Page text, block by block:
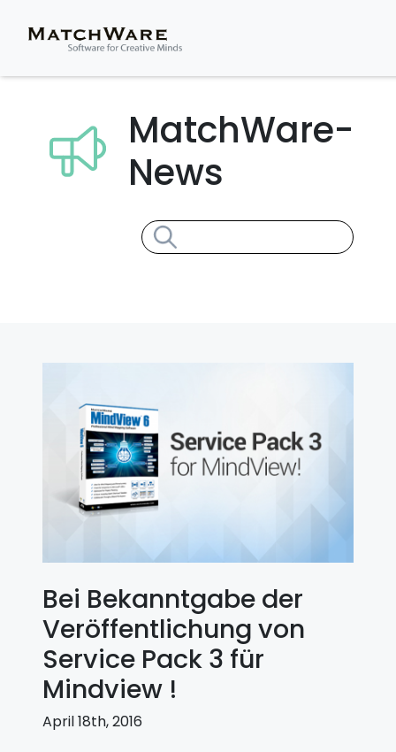
MatchWare-
News
Bei Bekanntgabe der
Veröffentlichung von
Service Pack 3 für
Mindview !
April 18th, 2016